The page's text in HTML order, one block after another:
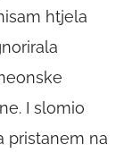
htjela
I slomio
pristanem na